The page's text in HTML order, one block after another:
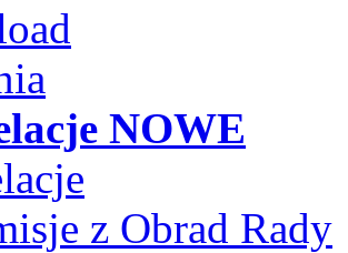
NOWE
z Obrad Rady